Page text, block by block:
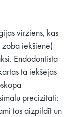
virziens, kas
iekšienē)
Endodontista
tā iekšējās
precizitāti:
tos aizpildīt un